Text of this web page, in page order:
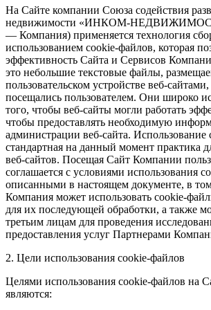
На Сайте компании Союза содействия
недвижимости «ИНКОМ-
— Компания) применяется технология
использованием cookie-файлов, которая
эффективность Сайта и Сервисов
это небольшие текстовые файлы,
пользовательском устройстве веб-
посещались пользователем. Они широко
того, чтобы веб-сайты могли работать
чтобы предоставлять необходимую
администрации веб-сайта. Использование
стандартная на данный момент практика
веб-сайтов. Посещая Сайт Компании
соглашается с условиями использования
описанными в настоящем документе, в
Компания может использовать cookie-
для их последующей обработки, а также
третьим лицам для проведения
предоставления услуг Партнерами
2. Цели использования cookie-файлов
Целями использования cookie-файлов на
являются: